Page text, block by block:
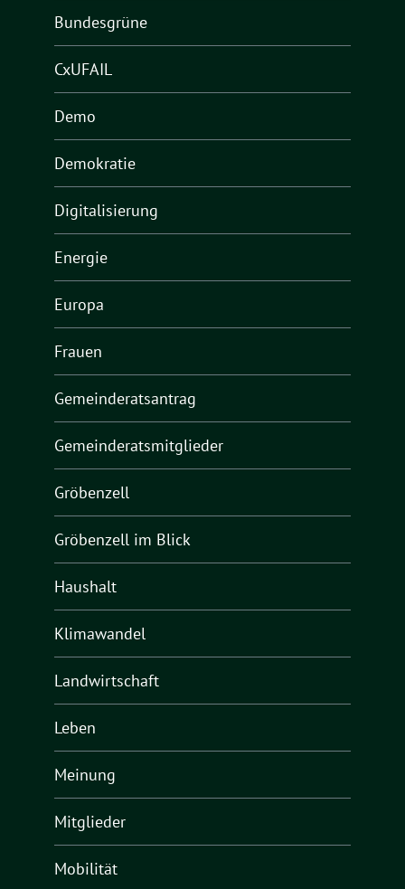
Bundesgrüne
CxUFAIL
Demo
Demokratie
Digitalisierung
Energie
Europa
Frauen
Gemeinderatsantrag
Gemeinderatsmitglieder
Gröbenzell
Gröbenzell im Blick
Haushalt
Klimawandel
Landwirtschaft
Leben
Meinung
Mitglieder
Mobilität